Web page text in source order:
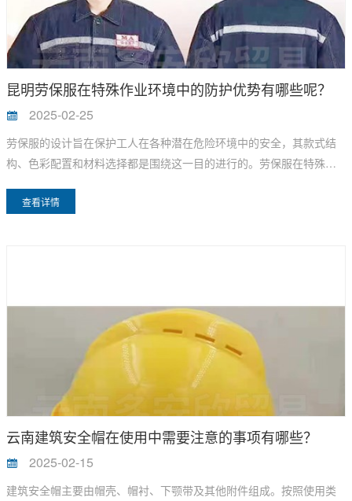
昆明劳保服在特殊作业环境中的防护优势有哪些呢？
2025-02-25
劳保服的设计旨在保护工人在各种潜在危险环境中的安全，其款式结
构、色彩配置和材料选择都是围绕这一目的进行的。劳保服在特殊作
查看详情
云南建筑安全帽在使用中需要注意的事项有哪些？
2025-02-15
建筑安全帽主要由帽壳、帽衬、下颚带及其他附件组成。按照使用类